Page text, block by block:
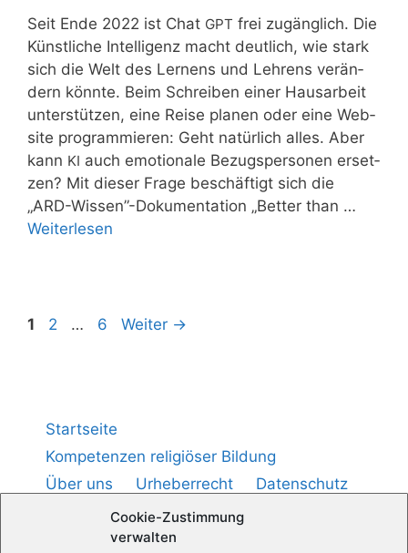
Cookie-Zustimmung
verwalten
Seit Ende 2022 ist Chat GPT frei zugäng­lich. Die
Künst­li­che Intel­li­genz macht deut­lich, wie stark
sich die Welt des Ler­nens und Leh­rens ver­än­
dern könn­te. Beim Schrei­ben einer Haus­ar­beit
unter­stüt­zen, eine Rei­se pla­nen oder eine Web­
site pro­gram­mie­ren: Geht natür­lich alles. Aber
kann KI auch emo­tio­na­le Bezugs­per­so­nen erset­
zen? Mit die­ser Fra­ge beschäf­tigt sich die
„ARD-Wissen”-Dokumentation „Bet­ter than …
Wei­ter­le­sen
1 2 … 6 Weiter →
Startseite
Kompetenzen religiöser Bildung
Über uns
Urheberrecht
Datenschutz
Impressum
Cookie-Richtlinie (